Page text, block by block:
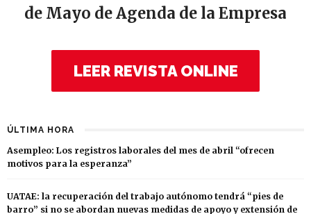
de Mayo de Agenda de la Empresa
LEER REVISTA ONLINE
ÚLTIMA HORA
Asempleo: Los registros laborales del mes de abril “ofrecen
motivos para la esperanza”
UATAE: la recuperación del trabajo autónomo tendrá “pies de
barro” si no se abordan nuevas medidas de apoyo y extensión de